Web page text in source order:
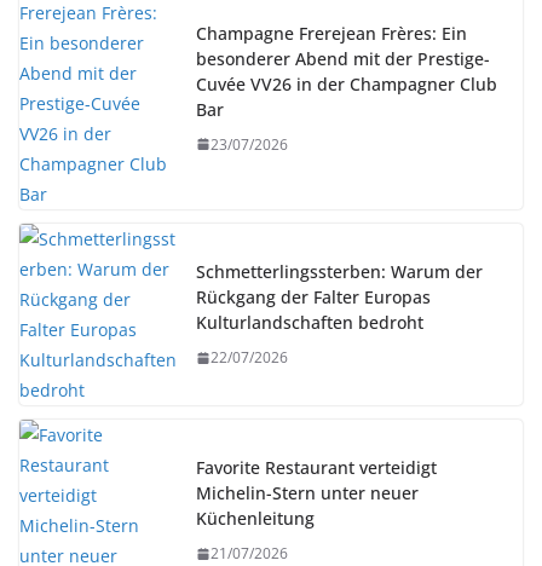
Champagne Frerejean Frères: Ein
besonderer Abend mit der Prestige-
Cuvée VV26 in der Champagner Club
Bar
23/07/2026
Schmetterlingssterben: Warum der
Rückgang der Falter Europas
Kulturlandschaften bedroht
22/07/2026
Favorite Restaurant verteidigt
Michelin-Stern unter neuer
Küchenleitung
21/07/2026